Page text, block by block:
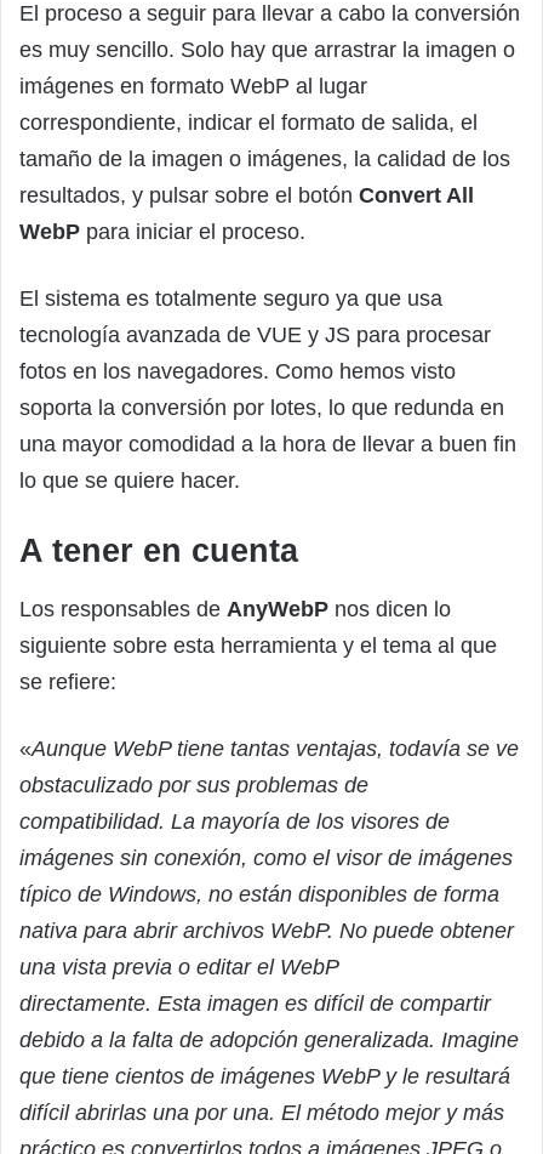
El proceso a seguir para llevar a cabo la conversión
es muy sencillo. Solo hay que arrastrar la imagen o
imágenes en formato WebP al lugar
correspondiente, indicar el formato de salida, el
tamaño de la imagen o imágenes, la calidad de los
resultados, y pulsar sobre el botón Convert All
WebP para iniciar el proceso.
El sistema es totalmente seguro ya que usa
tecnología avanzada de VUE y JS para procesar
fotos en los navegadores. Como hemos visto
soporta la conversión por lotes, lo que redunda en
una mayor comodidad a la hora de llevar a buen fin
lo que se quiere hacer.
A tener en cuenta
Los responsables de AnyWebP nos dicen lo
siguiente sobre esta herramienta y el tema al que
se refiere:
«Aunque WebP tiene tantas ventajas, todavía se ve
obstaculizado por sus problemas de
compatibilidad. La mayoría de los visores de
imágenes sin conexión, como el visor de imágenes
típico de Windows, no están disponibles de forma
nativa para abrir archivos WebP. No puede obtener
una vista previa o editar el WebP
directamente. Esta imagen es difícil de compartir
debido a la falta de adopción generalizada. Imagine
que tiene cientos de imágenes WebP y le resultará
difícil abrirlas una por una. El método mejor y más
práctico es convertirlos todos a imágenes JPEG o